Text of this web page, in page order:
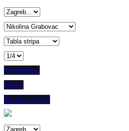
Prethodno
Iduće
Spisak crtača